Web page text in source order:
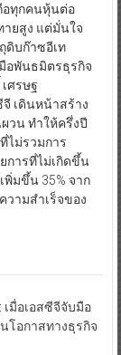
อทุกคนหุ้นต่อ
ายสูง แต่มั่นใจ
ดิบก๊าซอีเท
อพันธมิตรธุรกิจ
ศรษฐ
จี เดินหน้าสร้าง
วน ทำให้ครึ่งปี
ไม่รวมการ
การที่ไม่เกิดขึ้น
พิ่มขึ้น 35% จาก
วามสำเร็จของ
เมื่อเอสซีจีจับมือ
โอกาสทางธุรกิจ